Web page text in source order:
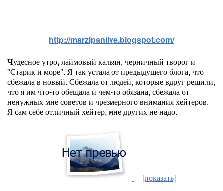
http://marzipanlive.blogspot.com/
Чудесное утро,лаймовый кальян, черничный творог и
"Старик и море". Я так устала от предыдущего блога, что
сбежала в новый. Сбежала от людей, которые вдруг решили,
что я им что-то обещала и чем-то обязана, сбежала от
ненужных мне советов и чрезмерного внимания хейтеров.
Я сам себе отличный хейтер, мне других не надо.
[показать]